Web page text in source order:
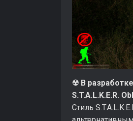
☢ В
S.T.A.L.K.E.R.
Стиль